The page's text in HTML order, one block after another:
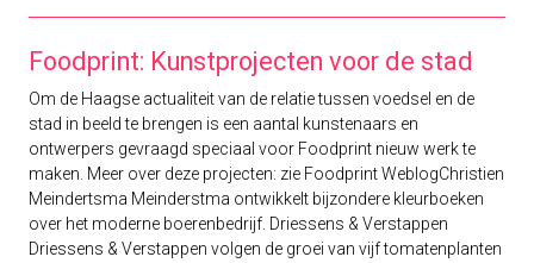
Foodprint: Kunstprojecten voor de stad
Om de Haagse actualiteit van de relatie tussen voedsel en de
stad in beeld te brengen is een aantal kunstenaars en
ontwerpers gevraagd speciaal voor Foodprint nieuw werk te
maken. Meer over deze projecten: zie Foodprint WeblogChristien
Meindertsma Meinderstma ontwikkelt bijzondere kleurboeken
over het moderne boerenbedrijf. Driessens & Verstappen
Driessens & Verstappen volgen de groei van vijf tomatenplanten